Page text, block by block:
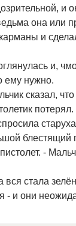
и
она или
и
и,
ему нужно.
сказал,
блестящий
-
вся стала
- и они